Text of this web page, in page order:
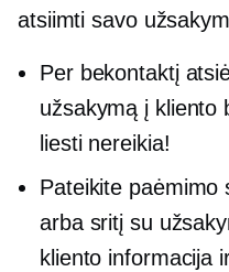
atsiimti savo
Per bekontaktį
užsakymą į kliento
liesti nereikia!
Pateikite paėmimo
arba sritį su
kliento informacija